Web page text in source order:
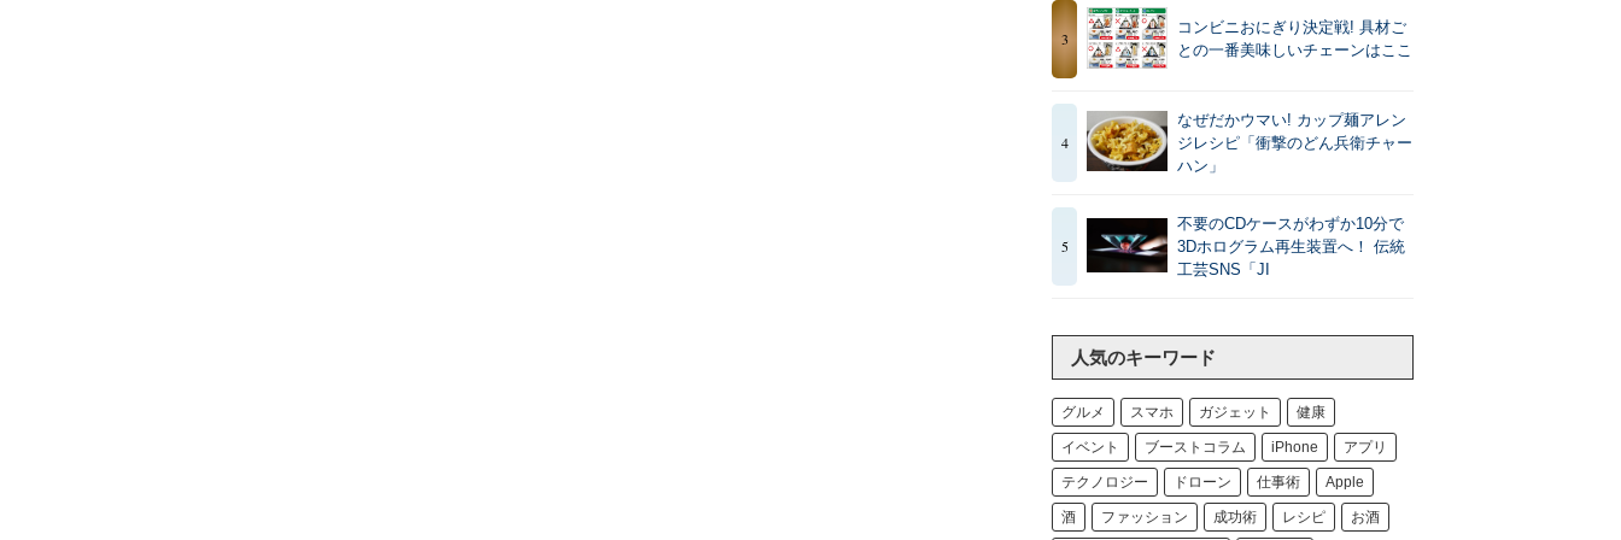
3
コンビニおにぎり決定戦! 具材ご
との一番美味しいチェーンはここ
4
なぜだかウマい! カップ麺アレン
ジレシピ「衝撃のどん兵衛チャー
ハン」
5
不要のCDケースがわずか10分で
3Dホログラム再生装置へ！ 伝統
工芸SNS「JI
人気のキーワード
グルメ スマホ ガジェット 健康
イベント ブーストコラム iPhone アプリ
テクノロジー ドローン 仕事術 Apple
酒 ファッション 成功術 レシピ お酒